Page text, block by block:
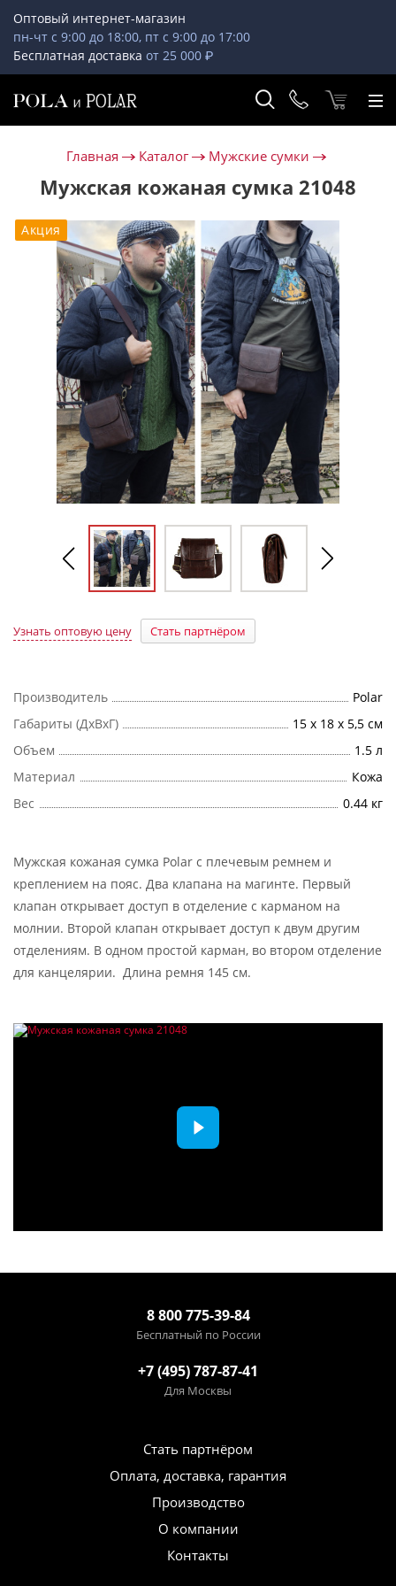
Оптовый интернет-магазин
пн-чт с 9:00 до 18:00, пт с 9:00 до 17:00
Бесплатная доставка от 25 000 ₽
Главная Каталог Мужские сумки
Мужская кожаная сумка 21048
Акция
Узнать оптовую цену Стать партнёром
Производитель
Polar
Габариты (ДхВхГ)
15 х 18 х 5,5 см
Объем
1.5 л
Материал
Кожа
Вес
0.44 кг
Мужская кожаная сумка Polar с плечевым ремнем и
креплением на пояс. Два клапана на магинте. Первый
клапан открывает доступ в отделение с карманом на
молнии. Второй клапан открывает доступ к двум другим
отделениям. В одном простой карман, во втором отделение
для канцелярии. Длина ремня 145 см.
8 800 775-39-84
Бесплатный по России
+7 (495) 787-87-41
Для Москвы
Стать партнёром
Оплата, доставка, гарантия
Производство
О компании
Контакты